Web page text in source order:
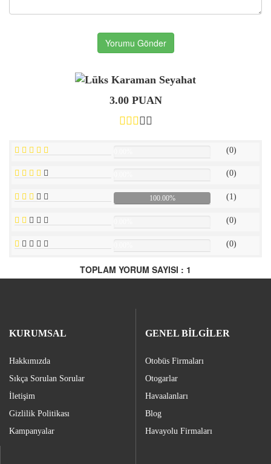
Yorumu Gönder
3.00 PUAN
(0)
(0)
100.00% (1)
(0)
(0)
TOPLAM YORUM SAYISI : 1
KURUMSAL
Hakkımızda
Sıkça Sorulan Sorular
İletişim
Gizlilik Politikası
Kampanyalar
GENEL BİLGİLER
Otobüs Firmaları
Otogarlar
Havaalanları
Blog
Havayolu Firmaları